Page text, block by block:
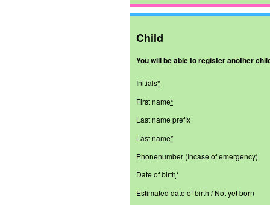
Child
You will be able to register another
Initials*
First name*
Last name prefix
Last name*
Phonenumber (Incase of emergency)
Date of birth*
Estimated date of birth / Not yet born